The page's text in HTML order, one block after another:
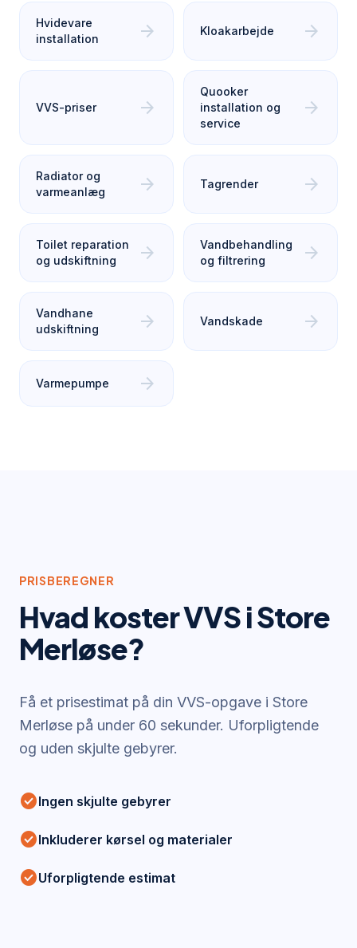
Hvidevare
installation
arrow_forward Kloakarbejde arrow_forward
VVS-priser arrow_forward
Quooker
installation og
service
arrow_forward
Radiator og
varmeanlæg
arrow_forward Tagrender arrow_forward
Toilet reparation
og udskiftning
arrow_forward
Vandbehandling
og filtrering
arrow_forward
Vandhane
udskiftning
arrow_forward Vandskade arrow_forward
Varmepumpe arrow_forward
PRISBEREGNER
Hvad koster VVS iStore
Merløse?
Få et prisestimat på din VVS-opgave i Store
Merløse på under 60 sekunder. Uforpligtende
og uden skjulte gebyrer.
check_circleIngen skjulte gebyrer
check_circleInkluderer kørsel og materialer
check_circleUforpligtende estimat